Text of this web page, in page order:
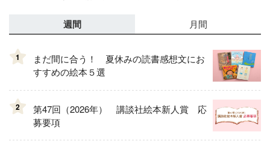
週間 月間
1
まだ間に合う！ 夏休みの読書感想文にお
すすめの絵本５選
2
第47回（2026年） 講談社絵本新人賞 応
募要項